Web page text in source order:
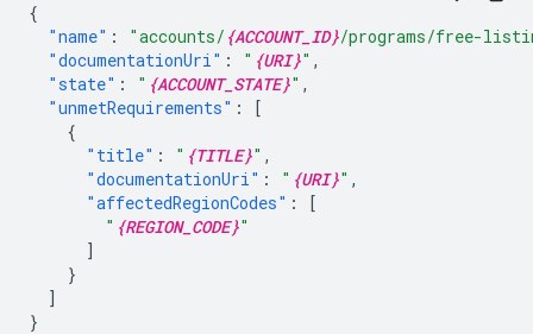
{
"name" : "accounts/ {ACCOUNT_ID}/programs/free-
"documentationUri" : " {URI}" ,
"state" : " {ACCOUNT_STATE}" ,
"unmetRequirements" :
[
{
"title" : " {TITLE}" ,
"documentationUri" : " {URI}" ,
"affectedRegionCodes" :
[
" {REGION_CODE}"
]
}
]
}